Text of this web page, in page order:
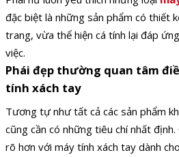
đặc biệt là những sản phẩm có thiết
trang, vừa thể hiện cá tính lại đáp
việc.
Phái đẹp thường quan tâm
tính xách tay
Tương tự như tất cả các sản phẩm
cũng cần có những tiêu chí nhất
rõ hơn với máy tính xách tay dành